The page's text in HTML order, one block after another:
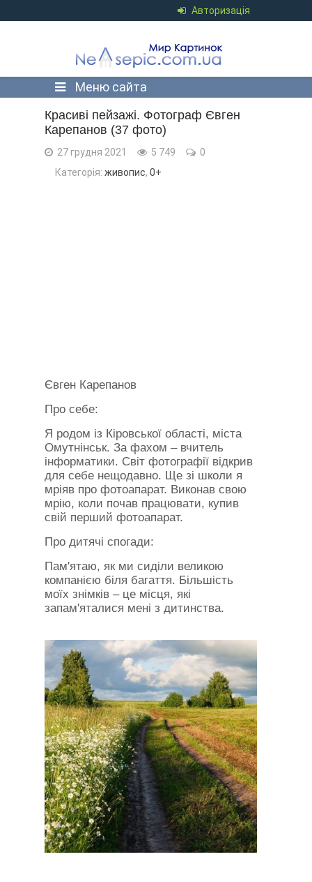
Авторизація
Меню сайта
Красиві пейзажі. Фотограф Євген
Карепанов (37 фото)
27 грудня 2021 5 749
0
Категорія: живопис, 0+
Євген Карепанов
Про себе:
Я родом із Кіровської області, міста
Омутнінськ. За фахом – вчитель
інформатики. Світ фотографії відкрив
для себе нещодавно. Ще зі школи я
мріяв про фотоапарат. Виконав свою
мрію, коли почав працювати, купив
свій перший фотоапарат.
Про дитячі спогади:
Пам'ятаю, як ми сиділи великою
компанією біля багаття. Більшість
моїх знімків – це місця, які
запам'яталися мені з дитинства.